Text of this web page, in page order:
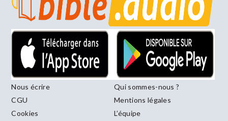
Nous écrire
Qui sommes-nous ?
CGU
Mentions légales
Cookies
L’équipe